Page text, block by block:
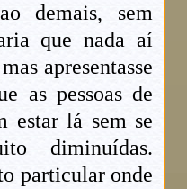
demais, sem
que nada aí
apresentasse
as pessoas de
estar lá sem se
diminuídas.
particular onde